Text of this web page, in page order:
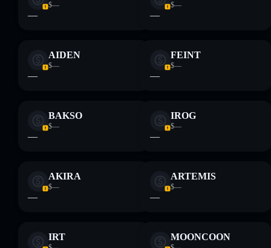
$—
—
$—
—
AIDEN
$—
—
FEINT
$—
—
BAKSO
$—
—
IROG
$—
—
AKIRA
$—
—
ARTEMIS
$—
—
IRT MOONCOON